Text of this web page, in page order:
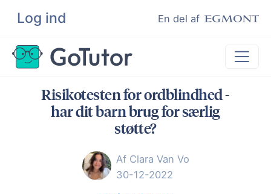
Log ind En del af
Søg
Lektiehjælp
Kundeudtalelser
Undervisere
Risikotesten for ordblindhed -
har dit barn brug for særlig
støtte?
Af Clara Van Vo
30-12-2022